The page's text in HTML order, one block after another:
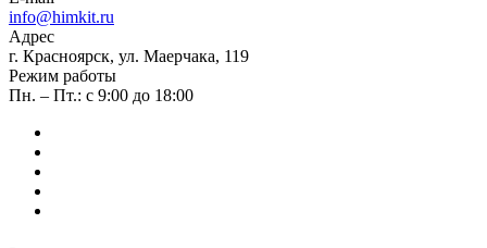
info@himkit.ru
Адрес
г. Красноярск, ул. Маерчака, 119
Режим работы
Пн. – Пт.: с 9:00 до 18:00